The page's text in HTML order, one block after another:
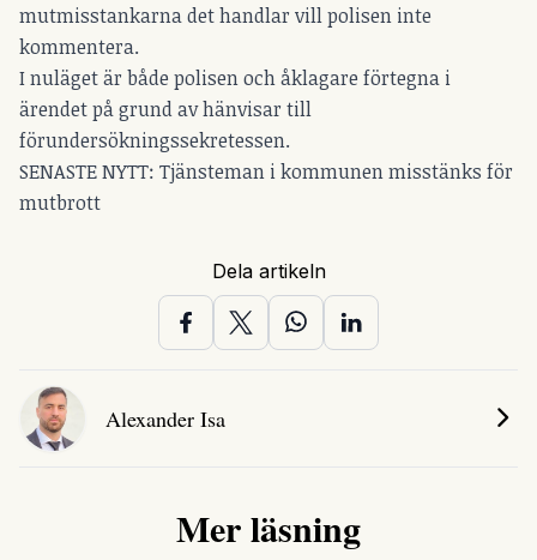
mutmisstankarna det handlar vill polisen inte
kommentera.
I nuläget är både polisen och åklagare förtegna i
ärendet på grund av hänvisar till
förundersökningssekretessen.
SENASTE NYTT: Tjänsteman i kommunen misstänks för
mutbrott
Dela artikeln
Alexander Isa
Mer läsning